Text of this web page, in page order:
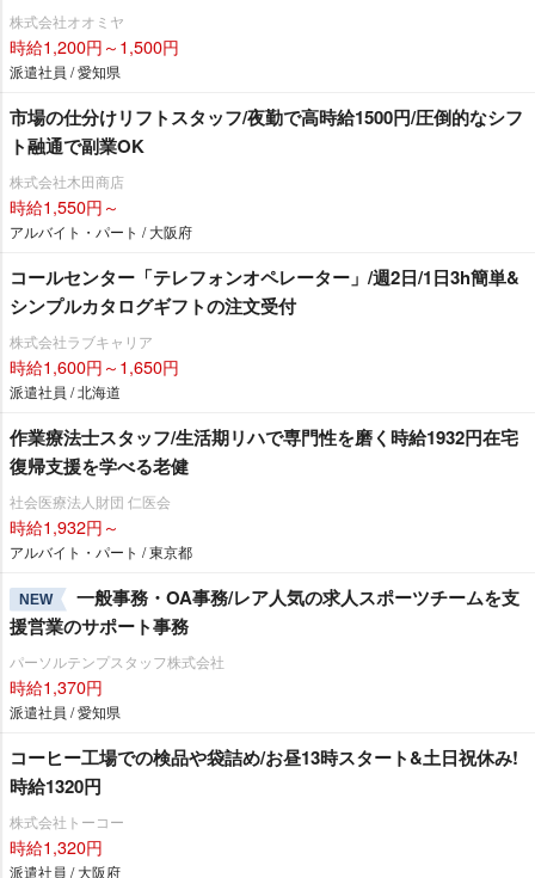
株式会社オオミヤ
時給1,200円～1,500円
派遣社員 / 愛知県
市場の仕分けリフトスタッフ/夜勤で高時給1500円/圧倒的なシフ
ト融通で副業OK
株式会社木田商店
時給1,550円～
アルバイト・パート / 大阪府
コールセンター「テレフォンオペレーター」/週2日/1日3h簡単&
シンプルカタログギフトの注文受付
株式会社ラブキャリア
時給1,600円～1,650円
派遣社員 / 北海道
作業療法士スタッフ/生活期リハで専門性を磨く時給1932円在宅
復帰支援を学べる老健
社会医療法人財団 仁医会
時給1,932円～
アルバイト・パート / 東京都
NEW
一般事務・OA事務/レア人気の求人スポーツチームを支
援営業のサポート事務
パーソルテンプスタッフ株式会社
時給1,370円
派遣社員 / 愛知県
コーヒー工場での検品や袋詰め/お昼13時スタート&土日祝休み!
時給1320円
株式会社トーコー
時給1,320円
派遣社員 / 大阪府